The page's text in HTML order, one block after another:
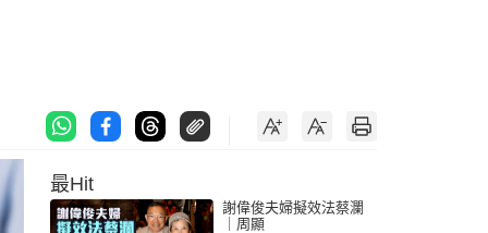
最Hit
謝偉俊夫婦擬效法蔡瀾
｜周顯